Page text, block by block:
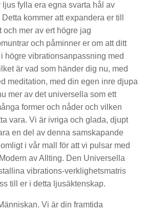
fylla era egna svarta hål av
kommer att expandera er till
mer av ert högre jag
och påminner er om att ditt
högre vibrationsanpassning med
är vad som händer dig nu, med
meditation, med din egen inre djupa
mer av det universella som ett
former och nåder och vilken
vara. Vi är ivriga och glada, djupt
en del av denna samskapande
i vår mall för att vi pulsar med
av Allting. Den Universella
vibrations-verklighetsmatris
till er i detta ljusäktenskap.
Vi är din framtida